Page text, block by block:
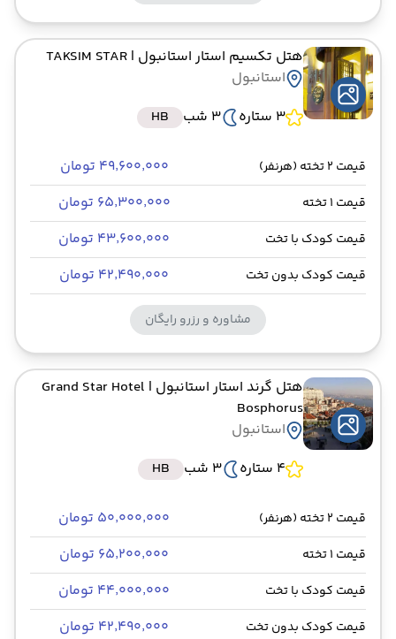
هتل تکسیم استار استانبول | TAKSIM STAR
استانبول
3 ستاره
3 شب HB
قیمت 2 تخته (هرنفر) ۴۹٬۶۰۰٬۰۰۰ تومان
قیمت 1 تخته ۶۵٬۳۰۰٬۰۰۰ تومان
قیمت کودک با تخت ۴۳٬۶۰۰٬۰۰۰ تومان
قیمت کودک بدون تخت ۴۲٬۴۹۰٬۰۰۰ تومان
مشاوره و رزرو رایگان
هتل گرند استار استانبول | Grand Star Hotel
Bosphorus
استانبول
4 ستاره
3 شب HB
قیمت 2 تخته (هرنفر) ۵۰٬۰۰۰٬۰۰۰ تومان
قیمت 1 تخته ۶۵٬۲۰۰٬۰۰۰ تومان
قیمت کودک با تخت ۴۴٬۰۰۰٬۰۰۰ تومان
قیمت کودک بدون تخت ۴۲٬۴۹۰٬۰۰۰ تومان